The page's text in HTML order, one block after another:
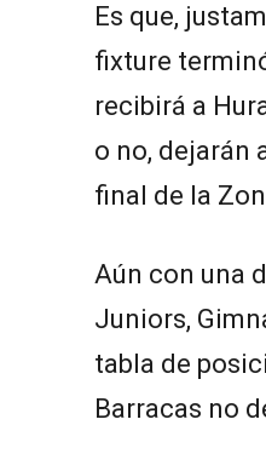
Es que,
fixture
recibirá a
o no, dejarán
final de la
Aún con una
Juniors,
tabla de
Barracas no